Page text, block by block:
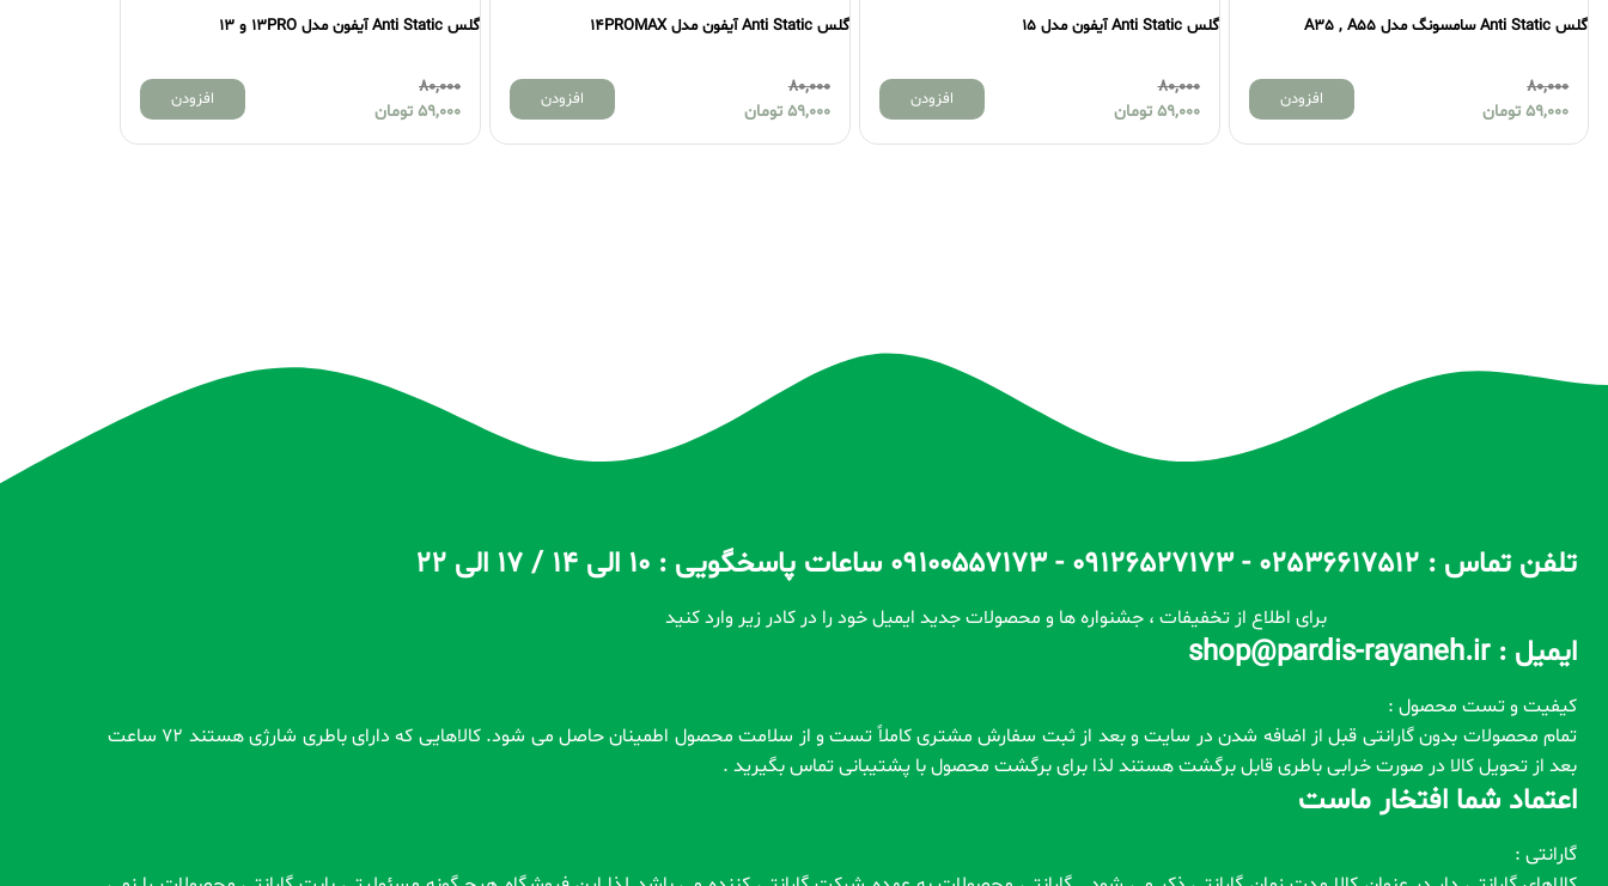
گلس Anti Static سامسونگ مدل A35 , A55
80,000
59,000 تومان
افزودن
گلس Anti Static آیفون مدل 15
80,000
59,000 تومان
افزودن
گلس Anti Static آیفون مدل 14PROMAX
80,000
59,000 تومان
افزودن
گلس Anti Static آیفون مدل 13PRO و 13
80,000
59,000 تومان
افزودن
تلفن تماس : 02536617512 - 09126527173 - 09100557173 ساعات پاسخگویی : 10 الی 14 / 17 الی 22
برای اطلاع از تخفیفات ، جشنواره ها و محصولات جدید ایمیل خود را در کادر زیر وارد کنید
ایمیل : shop@pardis-rayaneh.ir
کیفیت و تست محصول :
تمام محصولات بدون گارانتی قبل از اضافه شدن در سایت و بعد از ثبت سفارش مشتری کاملاً تست و از سلامت محصول اطمینان حاصل می شود. کالاهایی که دارای باطری شارژی هستند 72 ساعت
بعد از تحویل کالا در صورت خرابی باطری قابل برگشت هستند لذا برای برگشت محصول با پشتیبانی تماس بگیرید .
اعتماد شما افتخار ماست
گارانتی :